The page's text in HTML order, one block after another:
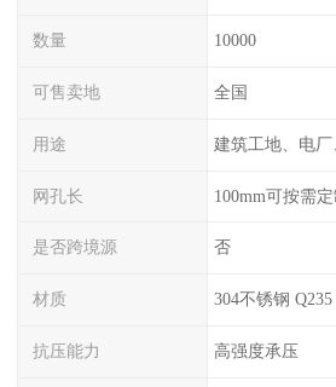
数量 10000
可售卖地 全国
用途 建筑工地、电
网孔长 100mm可按需
是否跨境源 否
材质 304不锈钢
抗压能力 高强度承压